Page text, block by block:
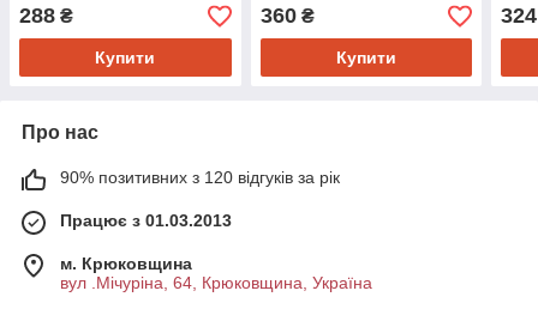
288 ₴
Купити
360₴
Купити
324
Про нас
90% позитивних з 120 відгуків за рік
Працює з 01.03.2013
м. Крюковщина
вул .Мічуріна, 64, Крюковщина, Україна